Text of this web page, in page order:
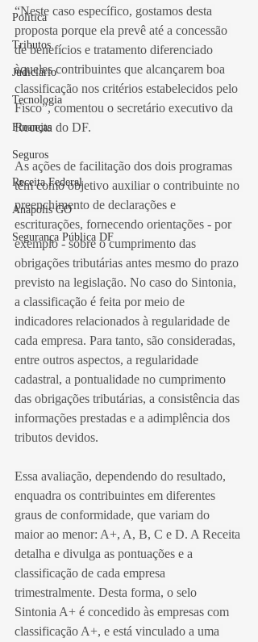
Política
Tributos
Judiciário
Tecnologia
Finanças
Seguros
Receita Federal
Anápolis GO
Segurança Pública DF
“Neste caso específico, gostamos desta
proposta porque ela prevê até a concessão
de benefícios e tratamento diferenciado
àqueles contribuintes que alcançarem boa
classificação nos critérios estabelecidos pelo
Fisco”, comentou o secretário executivo da
Receita do DF.
As ações de facilitação dos dois programas
têm como objetivo auxiliar o contribuinte no
preenchimento de declarações e
escriturações, fornecendo orientações - por
exemplo - sobre o cumprimento das
obrigações tributárias antes mesmo do prazo
previsto na legislação. No caso do Sintonia,
a classificação é feita por meio de
indicadores relacionados à regularidade de
cada empresa. Para tanto, são consideradas,
entre outros aspectos, a regularidade
cadastral, a pontualidade no cumprimento
das obrigações tributárias, a consistência das
informações prestadas e a adimplência dos
tributos devidos.
Essa avaliação, dependendo do resultado,
enquadra os contribuintes em diferentes
graus de conformidade, que variam do
maior ao menor: A+, A, B, C e D. A Receita
detalha e divulga as pontuações e a
classificação de cada empresa
trimestralmente. Desta forma, o selo
Sintonia A+ é concedido às empresas com
classificação A+, e está vinculado a uma